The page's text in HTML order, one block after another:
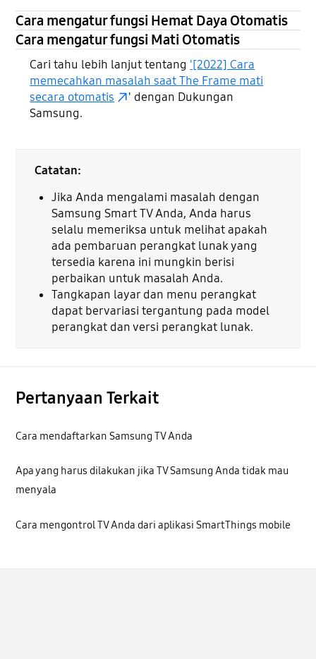
Cara mengatur fungsi Hemat Daya Otomatis
Cara mengatur fungsi Mati Otomatis
Cari tahu lebih lanjut tentang '[2022] Cara
memecahkan masalah saat The Frame mati
secara otomatis
' dengan Dukungan
Samsung.
Catatan:
Jika Anda mengalami masalah dengan
Samsung Smart TV Anda, Anda harus
selalu memeriksa untuk melihat apakah
ada pembaruan perangkat lunak yang
tersedia karena ini mungkin berisi
perbaikan untuk masalah Anda.
Tangkapan layar dan menu perangkat
dapat bervariasi tergantung pada model
perangkat dan versi perangkat lunak.
Pertanyaan Terkait
Cara mendaftarkan Samsung TV Anda
Apa yang harus dilakukan jika TV Samsung Anda tidak mau
menyala
Cara mengontrol TV Anda dari aplikasi SmartThings mobile